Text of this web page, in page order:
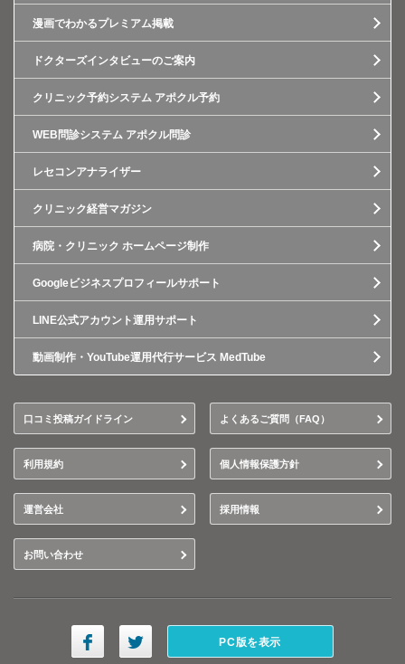
漫画でわかるプレミアム掲載
ドクターズインタビューのご案内
クリニック予約システム アポクル予約
WEB問診システム アポクル問診
レセコンアナライザー
クリニック経営マガジン
病院・クリニック ホームページ制作
Googleビジネスプロフィールサポート
LINE公式アカウント運用サポート
動画制作・YouTube運用代行サービス MedTube
口コミ投稿ガイドライン よくあるご質問（FAQ）
利用規約 個人情報保護方針
運営会社 採用情報
お問い合わせ
PC版を表示